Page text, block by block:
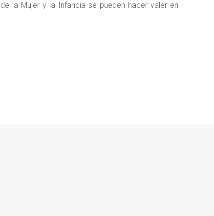
la Mujer y la Infancia se pueden hacer valer en